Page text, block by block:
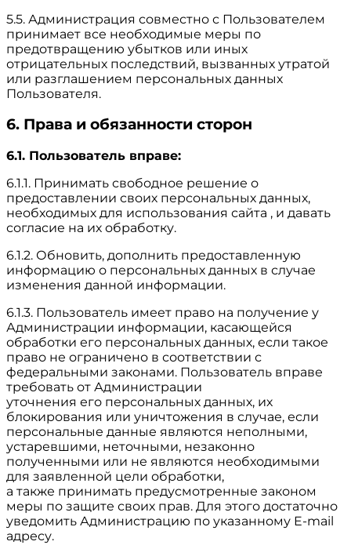
5.5. Администрация совместно с Пользователем
принимает все необходимые меры по
предотвращению убытков или иных
отрицательных последствий, вызванных утратой
или разглашением персональных данных
Пользователя.
6. Права и обязанности сторон
6.1. Пользователь вправе:
6.1.1. Принимать свободное решение о
предоставлении своих персональных данных,
необходимых для использования сайта , и давать
согласие на их обработку.
6.1.2. Обновить, дополнить предоставленную
информацию о персональных данных в случае
изменения данной информации.
6.1.3. Пользователь имеет право на получение у
Администрации информации, касающейся
обработки его персональных данных, если такое
право не ограничено в соответствии с
федеральными законами. Пользователь вправе
требовать от Администрации
уточнения его персональных данных, их
блокирования или уничтожения в случае, если
персональные данные являются неполными,
устаревшими, неточными, незаконно
полученными или не являются необходимыми
для заявленной цели обработки,
а также принимать предусмотренные законом
меры по защите своих прав. Для этого достаточно
уведомить Администрацию по указанному E-mail
адресу.